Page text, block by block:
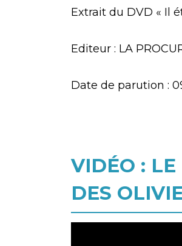
Extrait du DVD « Il
Editeur : LA
Date de parution :
VIDÉO : LE
DES